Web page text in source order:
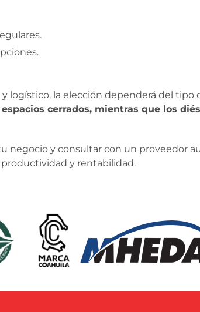
logístico, la elección dependerá del tipo
cerrados, mientras que los
negocio y consultar con un proveedor
y rentabilidad.